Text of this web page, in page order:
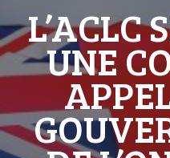
L’ACLC
UNE